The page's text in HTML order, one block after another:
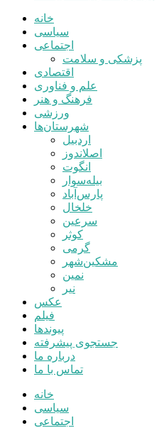
خانه
سیاسی
اجتماعی
پزشکی و سلامت
اقتصادی
علم و فناوری
فرهنگ و هنر
ورزشی
شهرستان‌ها
اردبیل
اصلاندوز
انگوت
بیله‌سوار
پارس‌آباد
خلخال
سرعین
کوثر
گرمی
مشکین‌شهر
نمین
نیر
عکس
فیلم
پیوندها
جستجوی پیشرفته
درباره ما
تماس با ما
خانه
سیاسی
اجتماعی